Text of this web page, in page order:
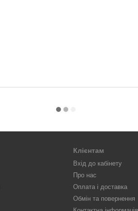
Клієнтам
Вхід до кабінету
Про нас
Оплата і доставка
Обмін та повернення